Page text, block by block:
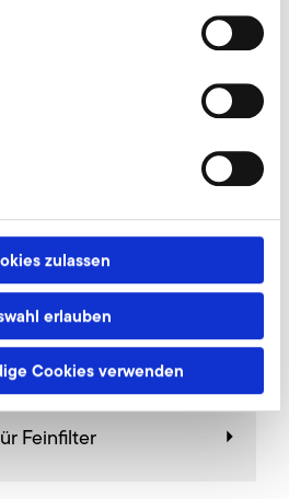
zulassen
erlauben
Cookies verwenden
Feinfilter